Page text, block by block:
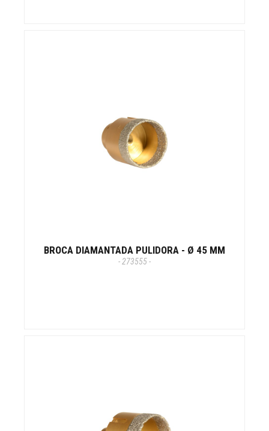
BROCA DIAMANTADA PULIDORA - Ø 45 MM
- 273555 -